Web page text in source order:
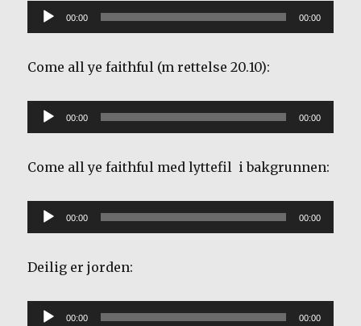
Lydavspiller
00:00 00:00
Come all ye faithful (m rettelse 20.10):
Lydavspiller
00:00 00:00
Come all ye faithful med lyttefil i bakgrunnen:
Lydavspiller
00:00 00:00
Deilig er jorden:
Lydavspiller
00:00 00:00